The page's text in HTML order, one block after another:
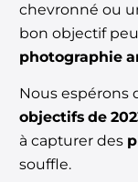
chevronné ou
bon objectif
photographie
Nous espérons
objectifs de
à capturer des
souffle.